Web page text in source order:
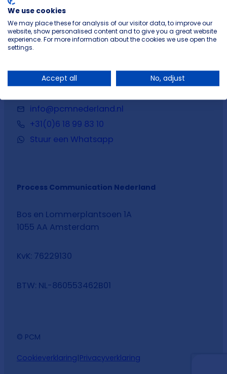
info@pcmnederland.nl
+31(0)6 18 99 83 10
Stuur een Whatsapp
Process Communication Nederland
Bos en Lommerplantsoen 1A
1055 AA Amsterdam
KvK: 76229130
BTW: NL-860553462B01
© PCM
Cookieverklaring|Privacyverklaring
We use cookies
We may place these for analysis of our visitor data, to improve our
website, show personalised content and to give you a great website
experience. For more information about the cookies we use open the
settings.
Accept all No, adjust